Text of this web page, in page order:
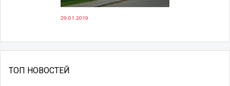
29.01.2019
ТОП НОВОСТЕЙ